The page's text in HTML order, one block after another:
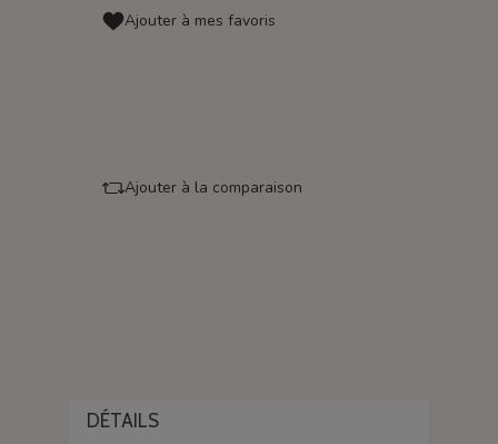
Ajouter à mes favoris
Ajouter à la comparaison
DÉTAILS